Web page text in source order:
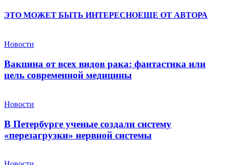
ЭТО МОЖЕТ БЫТЬ ИНТЕРЕСНОЕЩЕ ОТ АВТОРА
Новости
Вакцина от всех видов рака: фантастика или
цель современной медицины
Новости
В Петербурге ученые создали систему
«перезагрузки» нервной системы